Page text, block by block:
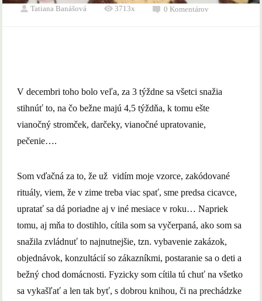
Tatiana Banášová 3713x 0 Komentárov
V decembri toho bolo veľa, za 3 týždne sa všetci snažia
stihnúť to, na čo bežne majú 4,5 týždňa, k tomu ešte
vianočný stromček, darčeky, vianočné upratovanie,
pečenie….
Som vďačná za to, že už vidím moje vzorce, zakódované
rituály, viem, že v zime treba viac spať, sme predsa cicavce,
upratať sa dá poriadne aj v iné mesiace v roku… Napriek
tomu, aj mňa to dostihlo, cítila som sa vyčerpaná, ako som sa
snažila zvládnuť to najnutnejšie, tzn. vybavenie zakázok,
objednávok, konzultácií so zákazníkmi, postaranie sa o deti a
bežný chod domácnosti. Fyzicky som cítila tú chuť na všetko
sa vykašľať a len tak byť, s dobrou knihou, či na prechádzke